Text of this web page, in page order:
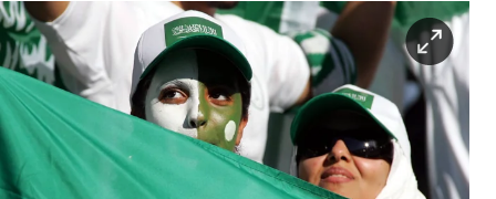
sport
berlin
nord
wahrheit